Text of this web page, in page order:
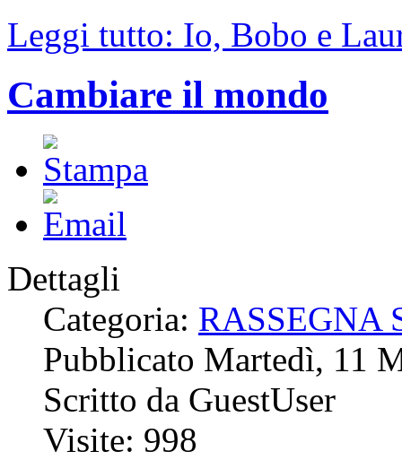
Leggi tutto: Io, Bobo e
Cambiare il mondo
Dettagli
Categoria: RASSEGNA
Pubblicato Martedì, 11
Scritto da GuestUser
Visite: 998